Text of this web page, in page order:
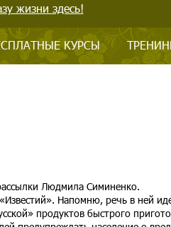
жизни здесь!
КУРСЫ
Людмила Симиненко.
Напомню, речь в ней
продуктов быстрого